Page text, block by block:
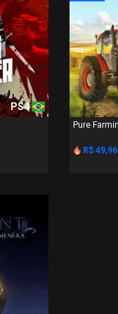
PS4
Pure
R$ 49,96